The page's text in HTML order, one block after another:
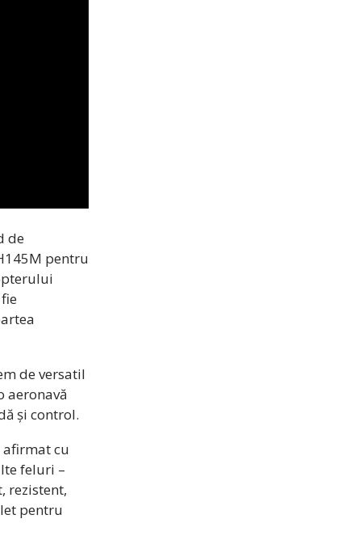
de
pentru
de versatil
aeronavă
și control.
afirmat cu
feluri –
rezistent,
pentru